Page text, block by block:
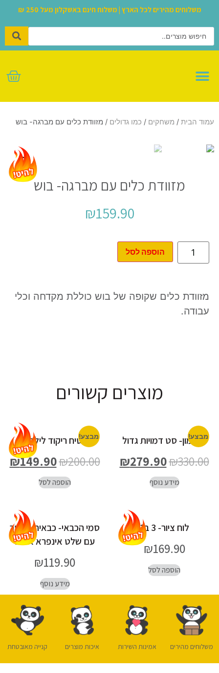
משלוחים מהירים לכל הארץ | משלוח חינם באשקלון מעל 250 ₪
עמוד הבית / משחקים / כמו גדולים / מזוודת כלים עם מברגה- בוש
מזוודת כלים עם מברגה- בוש
₪159.90
הוספה לסל
מזוודת כלים שקופה של בוש כוללת מקדחה וכלי
עבודה.
מוצרים קשורים
מבצע!
פוקימון- סט דמויות גדול
₪330.00
₪279.90
מידע נוסף
מבצע!שטיח ריקוד לילדים
₪200.00
₪149.90
הוספה לסל
לוח ציור- 3 ב1
₪169.90
הוספה לסל
סמי הכבאי- כבאית יופיטר
עם שלט אינפרא אדום
₪119.90
מידע נוסף
משלוחים מהירים אמינות השירות איכות מוצרים קנייה מאובטחת